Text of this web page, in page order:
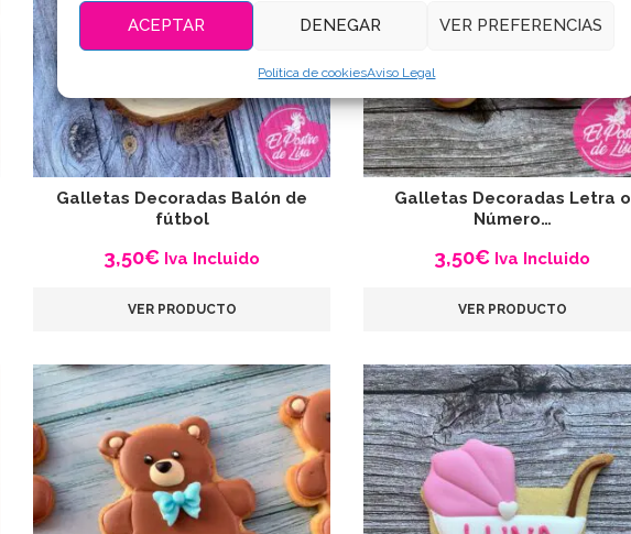
ACEPTAR DENEGAR VER PREFERENCIAS
Política de cookiesAviso Legal
Galletas Decoradas Balón de
fútbol
3,50€ Iva Incluido
VER PRODUCTO
Galletas Decoradas Letra o
Número…
3,50€ Iva Incluido
VER PRODUCTO